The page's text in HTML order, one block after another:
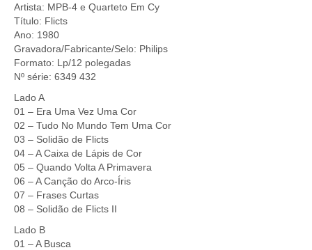
Artista: MPB-4 e Quarteto Em Cy
Título: Flicts
Ano: 1980
Gravadora/Fabricante/Selo: Philips
Formato: Lp/12 polegadas
Nº série: 6349 432
Lado A
01 – Era Uma Vez Uma Cor
02 – Tudo No Mundo Tem Uma Cor
03 – Solidão de Flicts
04 – A Caixa de Lápis de Cor
05 – Quando Volta A Primavera
06 – A Canção do Arco-Íris
07 – Frases Curtas
08 – Solidão de Flicts II
Lado B
01 – A Busca